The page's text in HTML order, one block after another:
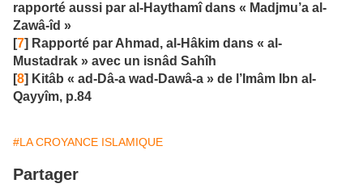
rapporté aussi par al-Haythamî dans « Madjmu’a al-
Zawâ-îd »
[7] Rapporté par Ahmad, al-Hâkim dans « al-
Mustadrak » avec un isnâd Sahîh
[8] Kitâb « ad-Dâ-a wad-Dawâ-a » de l’Imâm Ibn al-
Qayyîm, p.84
#LA CROYANCE ISLAMIQUE
Partager